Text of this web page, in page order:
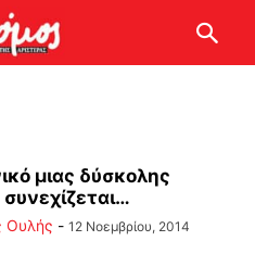
μιας δύσκολης
Ουλής - 12 Νοεμβρίου, 2014